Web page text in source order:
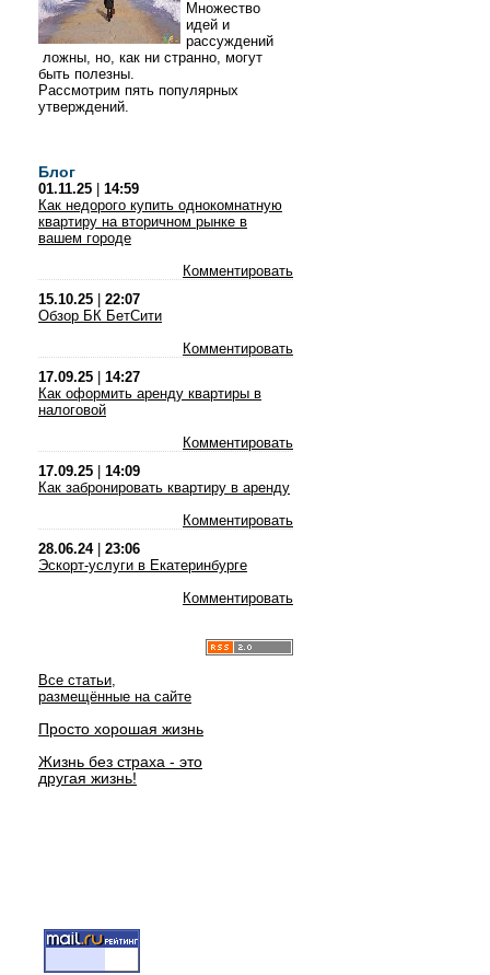
Множество
идей и
рассуждений
ложны, но, как ни странно, могут
быть полезны.
Рассмотрим пять популярных
утверждений.
Блог
01.11.25
14:59
Как недорого купить однокомнатную
квартиру на вторичном рынке в
вашем городе
Комментировать
15.10.25
22:07
Обзор БК БетСити
Комментировать
17.09.25
14:27
Как оформить аренду квартиры в
налоговой
Комментировать
17.09.25
14:09
Как забронировать квартиру в аренду
Комментировать
28.06.24| 23:06
Эскорт-услуги в Екатеринбурге
Комментировать
Все статьи,
размещённые на сайте
Просто хорошая жизнь
Жизнь без страха - это
другая жизнь!